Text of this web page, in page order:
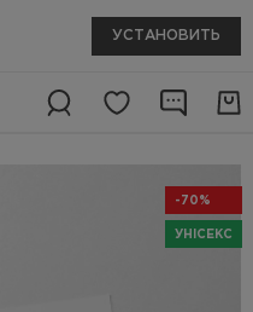
УСТАНОВИТЬ
-70%
УНІСЕКС